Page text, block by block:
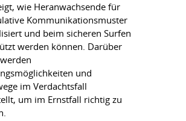
wie Heranwachsende für
Kommunikationsmuster
und beim sicheren Surfen
werden können. Darüber
und
im Verdachtsfall
um im Ernstfall richtig zu